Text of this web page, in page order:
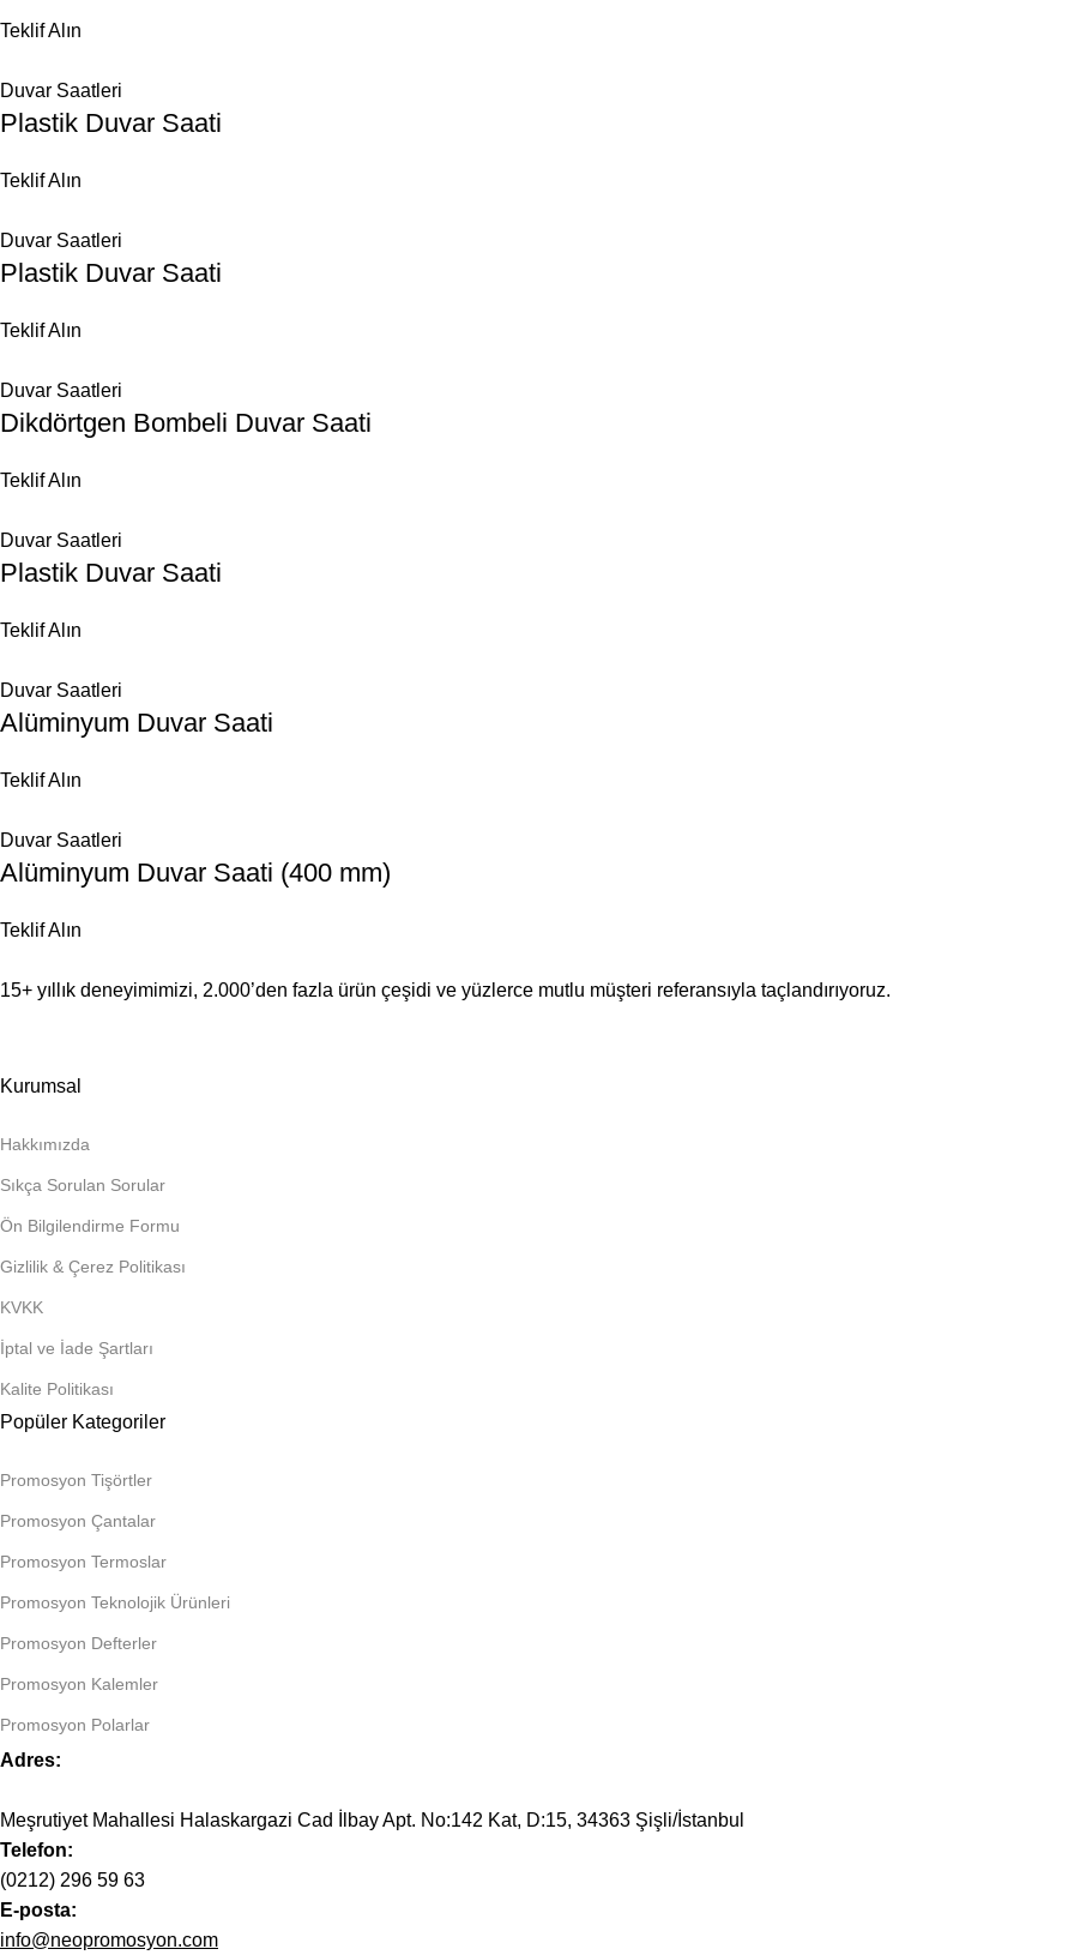
Teklif Alın
Duvar Saatleri
Plastik Duvar Saati
Teklif Alın
Duvar Saatleri
Plastik Duvar Saati
Teklif Alın
Duvar Saatleri
Dikdörtgen Bombeli Duvar Saati
Teklif Alın
Duvar Saatleri
Plastik Duvar Saati
Teklif Alın
Duvar Saatleri
Alüminyum Duvar Saati
Teklif Alın
Duvar Saatleri
Alüminyum Duvar Saati (400 mm)
Teklif Alın
15+ yıllık deneyimimizi, 2.000’den fazla ürün çeşidi ve yüzlerce mutlu müşteri referansıyla taçlandırıyoruz.
Kurumsal
Hakkımızda
Sıkça Sorulan Sorular
Ön Bilgilendirme Formu
Gizlilik & Çerez Politikası
KVKK
İptal ve İade Şartları
Kalite Politikası
Popüler Kategoriler
Promosyon Tişörtler
Promosyon Çantalar
Promosyon Termoslar
Promosyon Teknolojik Ürünleri
Promosyon Defterler
Promosyon Kalemler
Promosyon Polarlar
Adres:
Meşrutiyet Mahallesi Halaskargazi Cad İlbay Apt. No:142 Kat, D:15, 34363 Şişli/İstanbul
Telefon:
(0212) 296 59 63
E-posta:
info@neopromosyon.com